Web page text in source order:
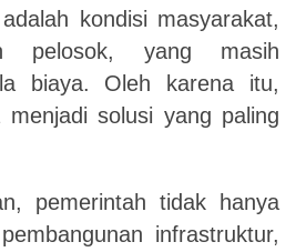
kondisi masyarakat,
pelosok, yang masih
biaya. Oleh karena itu,
menjadi solusi yang paling
pemerintah tidak hanya
infrastruktur,